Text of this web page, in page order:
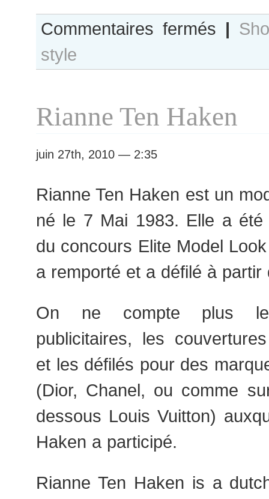
Commentaires fermés Jeune
au
parme
|
style
Rianne Ten Haken
juin 27th, 2010 — 2:35
Rianne Ten Haken est un
né le 7 Mai 1983. Elle a été
du concours Elite Model
a remporté et a défilé à partir
On ne compte plus
publicitaires, les
et les défilés pour des
(Dior, Chanel, ou comme
dessous Louis Vuitton)
Haken a participé.
Rianne Ten Haken is a